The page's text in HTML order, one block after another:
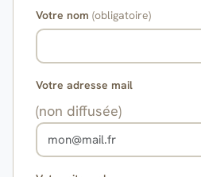
Votre nom (obligatoire)
Votre adresse mail
(non diffusée)